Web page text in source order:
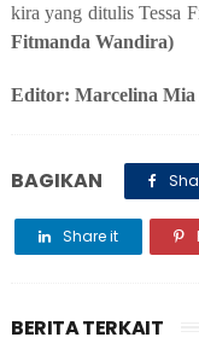
kira yang ditulis Tessa
Fitmanda Wandira)
Editor: Marcelina Mia
BAGIKAN
Share it
BERITA TERKAIT